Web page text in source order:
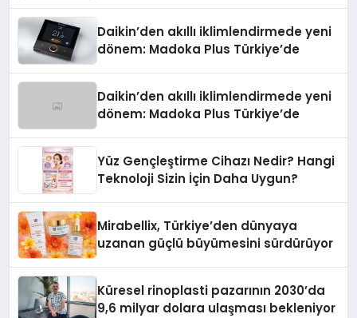
Daikin’den akıllı iklimlendirmede yeni
dönem: Madoka Plus Türkiye’de
Daikin’den akıllı iklimlendirmede yeni
dönem: Madoka Plus Türkiye’de
Yüz Gençleştirme Cihazı Nedir? Hangi
Teknoloji Sizin İçin Daha Uygun?
Mirabellix, Türkiye’den dünyaya
uzanan güçlü büyümesini sürdürüyor
Küresel rinoplasti pazarının 2030’da
9,6 milyar dolara ulaşması bekleniyor